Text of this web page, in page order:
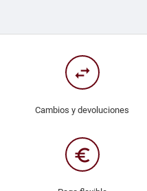
swap_horiz
Cambios y devoluciones
euro_symbol